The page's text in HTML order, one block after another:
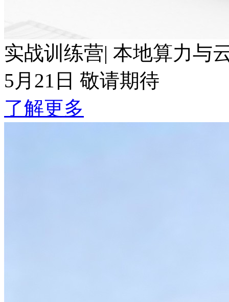
实战训练营| 本地算力与云
5月21日 敬请期待
了解更多